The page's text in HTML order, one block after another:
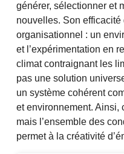
générer, sélectionner et
nouvelles. Son
organisationnel : un
et l’expérimentation en
climat contraignant les
pas une solution
un système cohérent
et environnement. Ainsi,
mais l’ensemble des
permet à la créativité